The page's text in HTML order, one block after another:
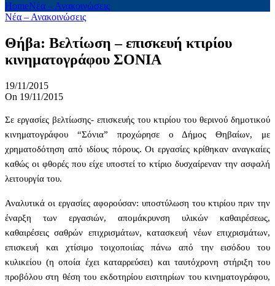
HomeΝέα – Ανακοινώσεις
Νέα – Ανακοινώσεις
Θήβa: Βελτίωση – επισκευή κτιρίου
κινηματογράφου ΣΟΝΙΑ
19/11/2015
On 19/11/2015
Σε εργασίες βελτίωσης- επισκευής του κτιρίου του θερινού δημοτικού
κινηματογράφου “Σόνια” προχώρησε ο Δήμος Θηβαίων, με
χρηματοδότηση από ιδίους πόρους. Οι εργασίες κρίθηκαν αναγκαίες
καθώς οι φθορές που είχε υποστεί το κτίριο δυσχαίρεναν την ασφαλή
λειτουργία του.
Αναλυτικά οι εργασίες αφορούσαν: υποστύλωση του κτιρίου πριν την
έναρξη των εργασιών, απομάκρυνση υλικών καθαιρέσεως,
καθαιρέσεις σαθρών επιχρισμάτων, κατασκευή νέων επιχρισμάτων,
επισκευή και χτίσιμο τοιχοποιίας πάνω από την εισόδου του
κυλικείου (η οποία έχει καταρρεύσει) και ταυτόχρονη στήριξη του
προβόλου στη θέση του εκδοτηρίου εισιτηρίων του κινηματογράφου,